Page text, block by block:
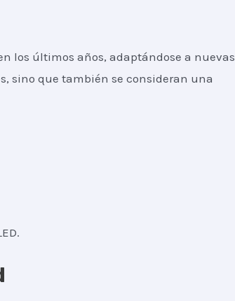
los últimos años, adaptándose a nuevas
sino que también se consideran una